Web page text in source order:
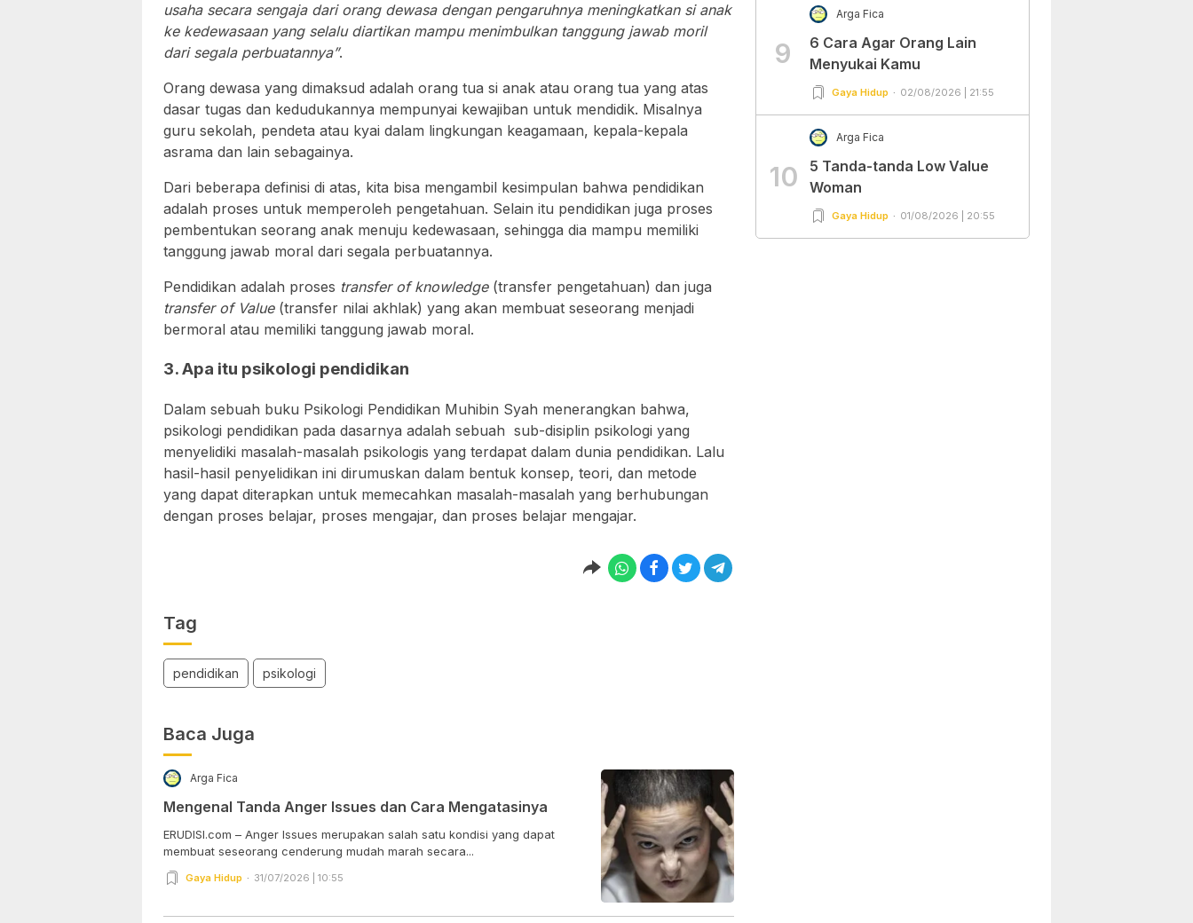
usaha secara sengaja dari orang dewasa dengan pengaruhnya meningkatkan si anak
ke kedewasaan yang selalu diartikan mampu menimbulkan tanggung jawab moril
dari segala perbuatannya”.
Orang dewasa yang dimaksud adalah orang tua si anak atau orang tua yang atas
dasar tugas dan kedudukannya mempunyai kewajiban untuk mendidik. Misalnya
guru sekolah, pendeta atau kyai dalam lingkungan keagamaan, kepala-kepala
asrama dan lain sebagainya.
Dari beberapa definisi di atas, kita bisa mengambil kesimpulan bahwa pendidikan
adalah proses untuk memperoleh pengetahuan. Selain itu pendidikan juga proses
pembentukan seorang anak menuju kedewasaan, sehingga dia mampu memiliki
tanggung jawab moral dari segala perbuatannya.
Pendidikan adalah proses transfer of knowledge(transfer pengetahuan) dan juga
transfer of Value(transfer nilai akhlak) yang akan membuat seseorang menjadi
bermoral atau memiliki tanggung jawab moral.
3. Apa itu psikologi pendidikan
Dalam sebuah buku Psikologi Pendidikan Muhibin Syah menerangkan bahwa,
psikologi pendidikan pada dasarnya adalah sebuah sub-disiplin psikologi yang
menyelidiki masalah-masalah psikologis yang terdapat dalam dunia pendidikan. Lalu
hasil-hasil penyelidikan ini dirumuskan dalam bentuk konsep, teori, dan metode
yang dapat diterapkan untuk memecahkan masalah-masalah yang berhubungan
dengan proses belajar, proses mengajar, dan proses belajar mengajar.
Tag
pendidikan psikologi
Baca Juga
Arga Fica
Mengenal Tanda Anger Issues dan Cara Mengatasinya
ERUDISI.com – Anger Issues merupakan salah satu kondisi yang dapat
membuat seseorang cenderung mudah marah secara...
Gaya Hidup 31/07/2026 | 10:55
9
Arga Fica
6 Cara Agar Orang Lain
Menyukai Kamu
Gaya Hidup 02/08/2026 | 21:55
10
Arga Fica
5 Tanda-tanda Low Value
Woman
Gaya Hidup 01/08/2026 | 20:55